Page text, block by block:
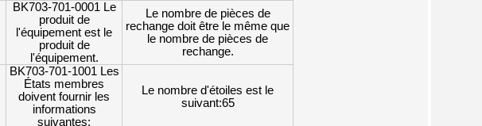
BK703-701-0001 Le
produit de
l'équipement est le
produit de
l'équipement.
Le nombre de pièces de
rechange doit être le même que
le nombre de pièces de
rechange.
BK703-701-1001 Les
États membres
doivent fournir les
informations
suivantes:
Le nombre d'étoiles est le
suivant:65